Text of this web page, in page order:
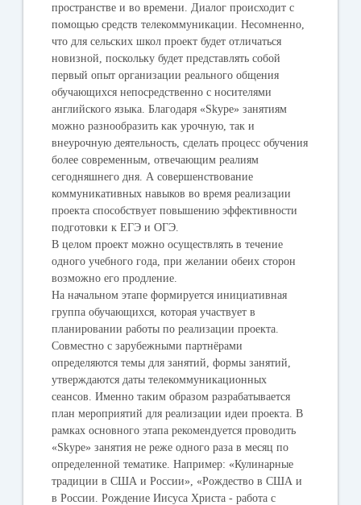
пространстве и во времени. Диалог происходит с
помощью средств телекоммуникации. Несомненно,
что для сельских школ проект будет отличаться
новизной, поскольку будет представлять собой
первый опыт организации реального общения
обучающихся непосредственно с носителями
английского языка. Благодаря «Skype» занятиям
можно разнообразить как урочную, так и
внеурочную деятельность, сделать процесс обучения
более современным, отвечающим реалиям
сегодняшнего дня. А совершенствование
коммуникативных навыков во время реализации
проекта способствует повышению эффективности
подготовки к ЕГЭ и ОГЭ.
В целом проект можно осуществлять в течение
одного учебного года, при желании обеих сторон
возможно его продление.
На начальном этапе формируется инициативная
группа обучающихся, которая участвует в
планировании работы по реализации проекта.
Совместно с зарубежными партнёрами
определяются темы для занятий, формы занятий,
утверждаются даты телекоммуникационных
сеансов. Именно таким образом разрабатывается
план мероприятий для реализации идеи проекта. В
рамках основного этапа рекомендуется проводить
«Skype» занятия не реже одного раза в месяц по
определенной тематике. Например: «Кулинарные
традиции в США и России», «Рождество в США и
в России. Рождение Иисуса Христа - работа с